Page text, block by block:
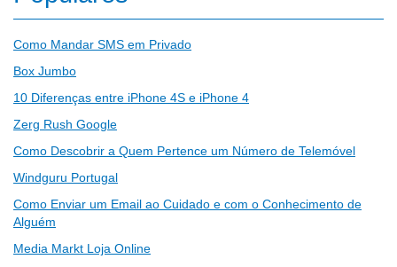
Como Mandar SMS em Privado
Box Jumbo
10 Diferenças entre iPhone 4S e iPhone 4
Zerg Rush Google
Como Descobrir a Quem Pertence um Número de Telemóvel
Windguru Portugal
Como Enviar um Email ao Cuidado e com o Conhecimento de
Alguém
Media Markt Loja Online